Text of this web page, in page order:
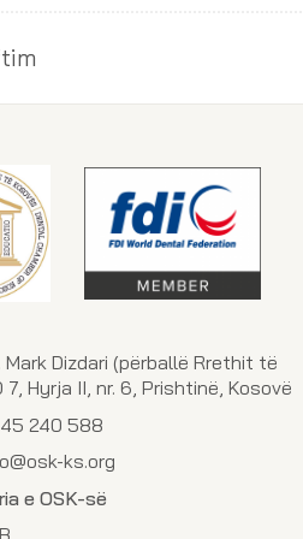
Mark Dizdari (përballë Rrethit të
Hyrja II, nr. 6, Prishtinë, Kosovë
240 588
ks.org
e OSK-së